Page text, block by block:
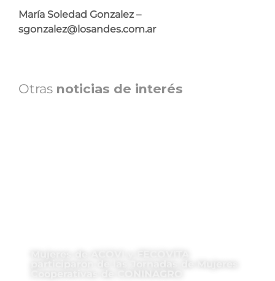
María Soledad Gonzalez –
sgonzalez@losandes.com.ar
Otras noticias de interés